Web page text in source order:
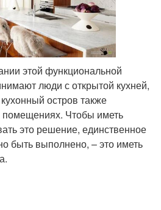
этой функциональной
люди с открытой кухней,
остров также
помещениях. Чтобы иметь
это решение, единственное
быть выполнено, – это иметь